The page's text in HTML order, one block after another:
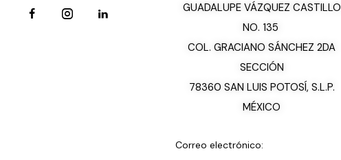
GUADALUPE VÁZQUEZ CASTILLO
NO. 135
COL. GRACIANO SÁNCHEZ 2DA
SECCIÓN
78360 SAN LUIS POTOSÍ, S.L.P.
MÉXICO
Correo electrónico: